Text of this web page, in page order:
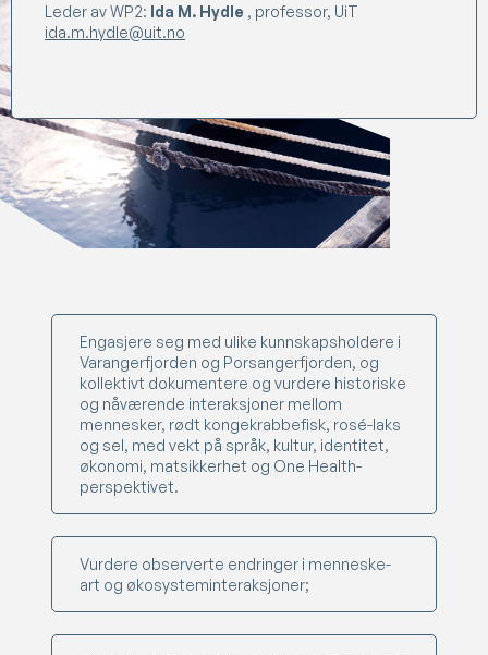
Leder av WP2: Ida M. Hydle , professor, UiT
ida.m.hydle@uit.no
Engasjere seg med ulike kunnskapsholdere i
Varangerfjorden og Porsangerfjorden, og
kollektivt dokumentere og vurdere historiske
og nåværende interaksjoner mellom
mennesker, rødt kongekrabbefisk, rosé-laks
og sel, med vekt på språk, kultur, identitet,
økonomi, matsikkerhet og One Health-
perspektivet.
Vurdere observerte endringer i menneske-
art og økosysteminteraksjoner;